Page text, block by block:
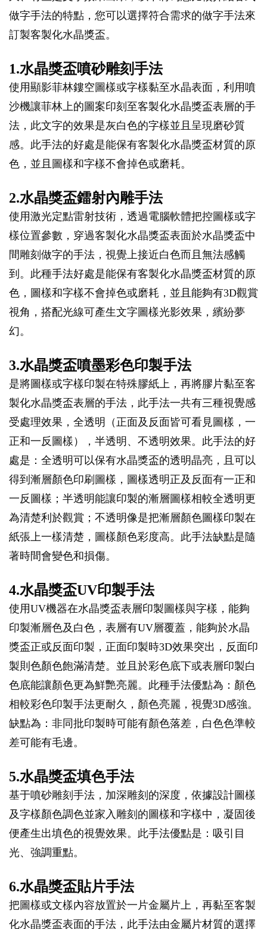
做字手法的特點，您可以選擇符合需求的做字手法來
訂製客製化水晶獎盃。
1.水晶獎盃噴砂雕刻手法
使用顯影菲林鏤空圖樣或字樣黏至水晶表面，利用噴
沙機讓菲林上的圖案印刻至客製化水晶獎盃表層的手
法，此文字的效果是灰白色的字樣並且呈現磨砂質
感。此手法的好處是能保有客製化水晶獎盃材質的原
色，並且圖樣和字樣不會掉色或磨耗。
2.水晶獎盃鐳射內雕手法
使用激光定點雷射技術，透過電腦軟體把控圖樣或字
樣位置參數，穿過客製化水晶獎盃表面於水晶獎盃中
間雕刻做字的手法，視覺上接近白色而且無法感觸
到。此種手法好處是能保有客製化水晶獎盃材質的原
色，圖樣和字樣不會掉色或磨耗，並且能夠有3D觀賞
視角，搭配光線可產生文字圖樣光影效果，繽紛夢
幻。
3.水晶獎盃噴墨彩色印製手法
是將圖樣或字樣印製在特殊膠紙上，再將膠片黏至客
製化水晶獎盃表層的手法，此手法一共有三種視覺感
受處理效果，全透明（正面及反面皆可看見圖樣，一
正和一反圖樣），半透明、不透明效果。此手法的好
處是：全透明可以保有水晶獎盃的透明晶亮，且可以
得到漸層顏色印刷圖樣，圖樣透明正及反面有一正和
一反圖樣；半透明能讓印製的漸層圖樣相較全透明更
為清楚利於觀賞；不透明像是把漸層顏色圖樣印製在
紙張上一樣清楚，圖樣顏色彩度高。此手法缺點是隨
著時間會變色和損傷。
4.水晶獎盃UV印製手法
使用UV機器在水晶獎盃表層印製圖樣與字樣，能夠
印製漸層色及白色，表層有UV層覆蓋，能夠於水晶
獎盃正或反面印製，正面印製時3D效果突出，反面印
製則色顏色飽滿清楚。並且於彩色底下或表層印製白
色底能讓顏色更為鮮艷亮麗。此種手法優點為：顏色
相較彩色印製手法更耐久，顏色亮麗，視覺3D感強。
缺點為：非同批印製時可能有顏色落差，白色色準較
差可能有毛邊。
5.水晶獎盃填色手法
基于噴砂雕刻手法，加深雕刻的深度，依據設計圖樣
及字樣顏色調色並家入雕刻的圖樣和字樣中，凝固後
便產生出填色的視覺效果。此手法優點是：吸引目
光、強調重點。
6.水晶獎盃貼片手法
把圖樣或文樣內容放置於一片金屬片上，再黏至客製
化水晶獎盃表面的手法，此手法由金屬片材質的選擇